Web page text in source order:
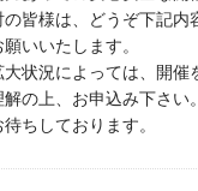
皆様は、
どうぞ下記内
いいたします。
状況によっては、
開催
の上、お申込み下さい。
ちしております。